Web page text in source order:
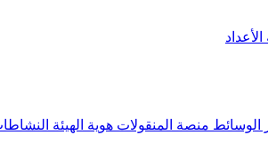
الوسائط منصة المنقولات هوية الهيئة